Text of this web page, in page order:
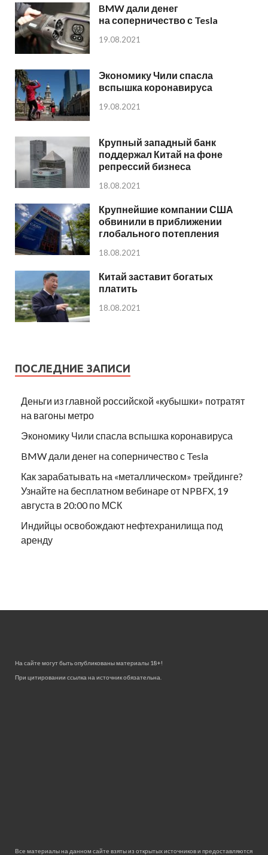
BMW дали денег
на соперничество с Tesla
19.08.2021
Экономику Чили спасла
вспышка коронавируса
19.08.2021
Крупный западный банк
поддержал Китай на фоне
репрессий бизнеса
18.08.2021
Крупнейшие компании США
обвинили в приближении
глобального потепления
18.08.2021
Китай заставит богатых
платить
18.08.2021
ПОСЛЕДНИЕ ЗАПИСИ
Деньги из главной российской «кубышки» потратят
на вагоны метро
Экономику Чили спасла вспышка коронавируса
BMW дали денег на соперничество с Tesla
Как зарабатывать на «металлическом» трейдинге?
Узнайте на бесплатном вебинаре от NPBFX, 19
августа в 20:00 по МСК
Индийцы освобождают нефтехранилища под
аренду
На сайте могут быть опубликованы материалы 18+!
При цитировании ссылка на источник обязательна.
Все материалы на данном сайте взяты из открытых источников и предоставляются